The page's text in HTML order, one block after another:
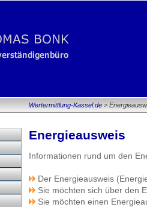
Wertermittlung-Kassel.de >
Energieausweis
Informationen rund um den
Der Energieausweis
Sie möchten sich über den
Sie möchten einen